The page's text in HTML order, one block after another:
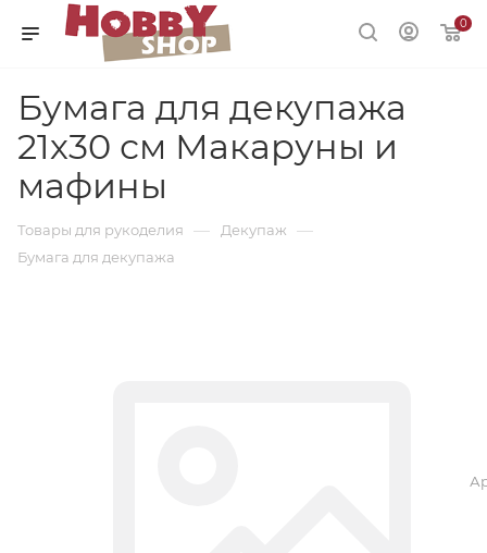
0
Бумага для декупажа
21х30 см Макаруны и
мафины
Товары для рукоделия — Декупаж —
Бумага для декупажа